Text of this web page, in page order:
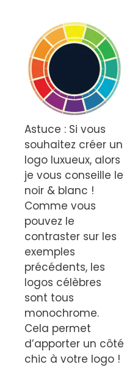
Astuce : Si vous
souhaitez créer un
logo luxueux, alors
je vous conseille le
noir & blanc !
Comme vous
pouvez le
contraster sur les
exemples
précédents, les
logos célèbres
sont tous
monochrome.
Cela permet
d’apporter un côté
chic à votre logo !